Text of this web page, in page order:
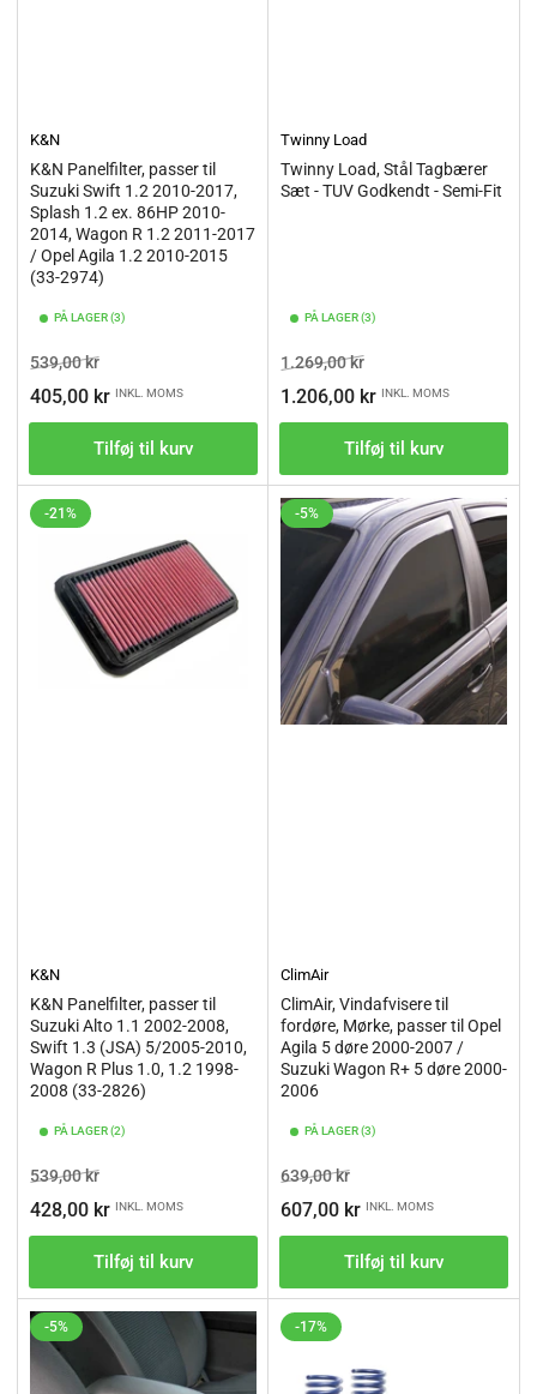
K&N
K&N Panelfilter, passer til
Suzuki Swift 1.2 2010-2017,
Splash 1.2 ex. 86HP 2010-
2014, Wagon R 1.2 2011-2017
/ Opel Agila 1.2 2010-2015
(33-2974)
PÅ LAGER (3)
Vejl.pris
539,00 krTilbudspris
405,00 kr INKL. MOMS
Tilføj til kurv
Twinny Load
Twinny Load, Stål Tagbærer
Sæt - TUV Godkendt - Semi-Fit
PÅ LAGER (3)
Vejl.pris
1.269,00 krTilbudspris
1.206,00 kr INKL. MOMS
Tilføj til kurv
-21%
K&N
K&N Panelfilter, passer til
Suzuki Alto 1.1 2002-2008,
Swift 1.3 (JSA) 5/2005-2010,
Wagon R Plus 1.0, 1.2 1998-
2008 (33-2826)
PÅ LAGER (2)
Vejl.pris
539,00 krTilbudspris
428,00 kr INKL. MOMS
Tilføj til kurv
-5%
ClimAir
ClimAir, Vindafvisere til
fordøre, Mørke, passer til Opel
Agila 5 døre 2000-2007 /
Suzuki Wagon R+ 5 døre 2000-
2006
PÅ LAGER (3)
Vejl.pris
639,00 krTilbudspris
607,00 kr INKL. MOMS
Tilføj til kurv
-5% -17%